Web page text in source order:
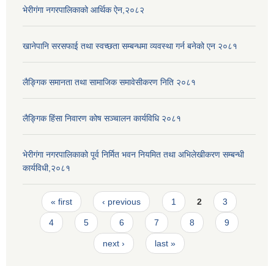
भेरीगंगा नगरपालिकाको आर्थिक ऐन,२०८२
खानेपानि सरसफाई तथा स्वच्छता सम्बन्धमा व्यवस्था गर्न बनेको एन २०८१
लैङ्गिक समानता तथा सामाजिक समावेसीकरण निति २०८१
लैङ्गिक हिंसा निवारण कोष सञ्चालन कार्यविधि २०८१
भेरीगंगा नगरपालिकाको पूर्व निर्मित भवन नियमित तथा अभिलेखीकरण सम्बन्धी
कार्यविधी,२०८१
Pages
« first ‹ previous 1 2 3
4 5 6 7 8 9
next › last »